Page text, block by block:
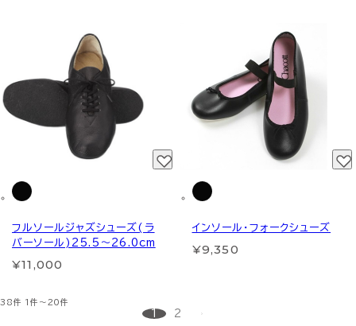
フルソールジャズシューズ(ラ
バーソール)25.5～26.0cm
¥11,000
インソール・フォークシューズ
¥9,350
38件 1件～20件
1 2